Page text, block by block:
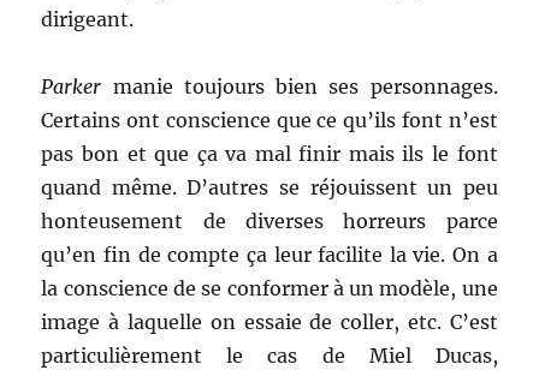
dirigeant.
Parker manie toujours bien ses personnages.
Certains ont conscience que ce qu’ils font n’est
pas bon et que ça va mal finir mais ils le font
quand même. D’autres se réjouissent un peu
honteusement de diverses horreurs parce
qu’en fin de compte ça leur facilite la vie. On a
la conscience de se conformer à un modèle, une
image à laquelle on essaie de coller, etc. C’est
particulièrement le cas de Miel Ducas,